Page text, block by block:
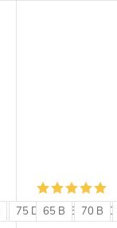
75 D 80 B 80 C
65 B 70 B